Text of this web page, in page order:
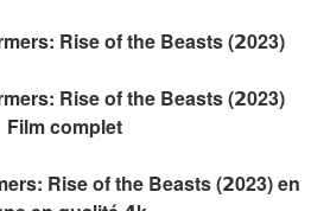
Rise of the Beasts (𝟮023)
Rise of the Beasts (𝟮023)
Film complet
Rise of the Beasts (𝟮023) en